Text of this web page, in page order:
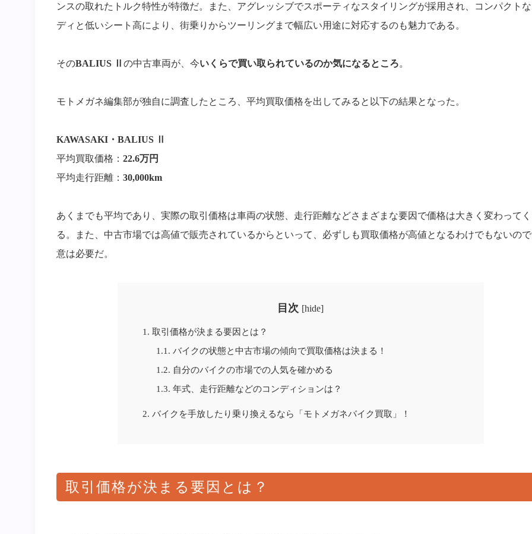
ンスの取れたトルク特性が特徴だ。また、アグレッシブでスポーティなスタイリングが採用され、コンパクト
ディと低いシート高により、街乗りからツーリングまで幅広い用途に対応するのも魅力である。
そのBALIUS Ⅱ の中古車両が、今いくらで買い取られているのか気になるところ。
モトメガネ編集部が独自に調査したところ、平均買取価格を出してみると以下の結果となった。
KAWASAKI・ BALIUS Ⅱ
平均買取価格： 22.6万円
平均走行距離： 30,000km
あくまでも平均であり、実際の取引価格は車両の状態、走行距離などさまざまな要因で価格は大きく変わってく
る。また、中古市場では高値で販売されているからといって、必ずしも買取価格が高値となるわけでもないの
意は必要だ。
目次 [hide]
1. 取引価格が決まる要因とは？
1.1. バイクの状態と中古市場の傾向で買取価格は決まる！
1.2. 自分のバイクの市場での人気を確かめる
1.3. 年式、走行距離などのコンディションは？
2. バイクを手放したり乗り換えるなら「モトメガネバイク買取」！
取引価格が決まる要因とは？